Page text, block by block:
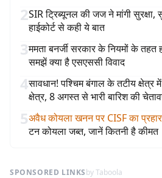
2SIR ट्रिब्यूनल की जज ने मांगी सुरक्षा,
हाईकोर्ट से कही ये बात
3ममता बनर्जी सरकार के नियमों के तहत
समझें क्या है एसएससी विवाद
4सावधान! पश्चिम बंगाल के तटीय क्षेत्र
क्षेत्र, 8 अगस्त से भारी बारिश की
5अवैध कोयला खनन पर CISF का प्रहार
टन कोयला जब्त, जानें कितनी है कीमत
SPONSORED LINKSby Taboola